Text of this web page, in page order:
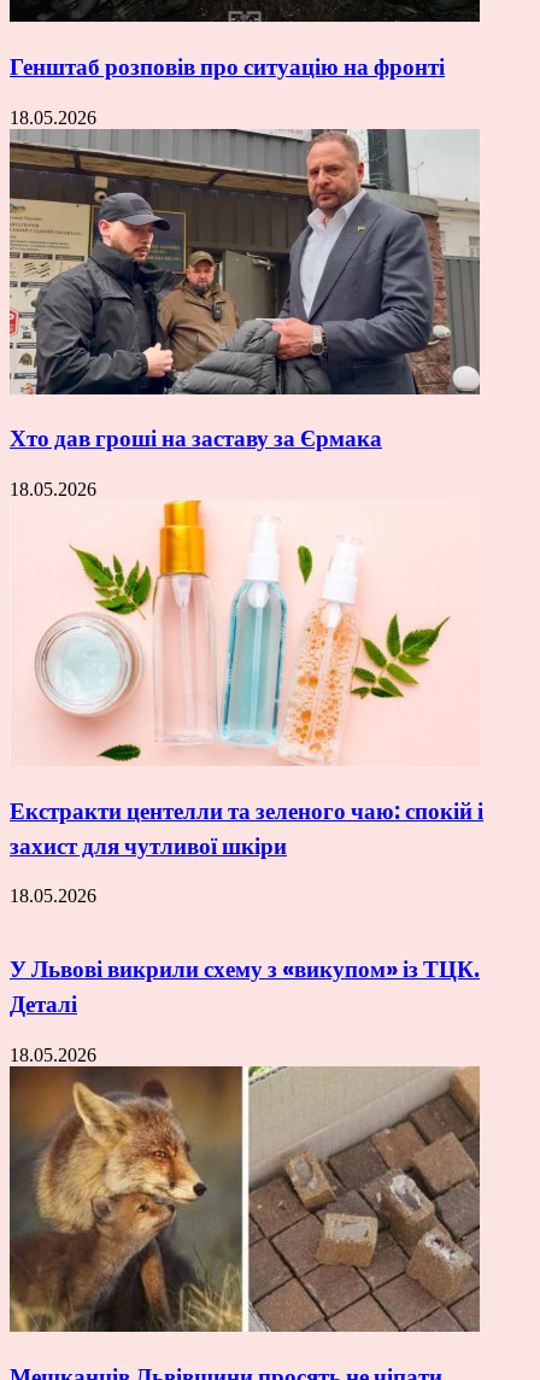
Генштаб розповів про ситуацію на фронті
18.05.2026
Хто дав гроші на заставу за Єрмака
18.05.2026
Екстракти центелли та зеленого чаю: спокій і
захист для чутливої шкіри
18.05.2026
У Львові викрили схему з «викупом» із ТЦК.
Деталі
18.05.2026